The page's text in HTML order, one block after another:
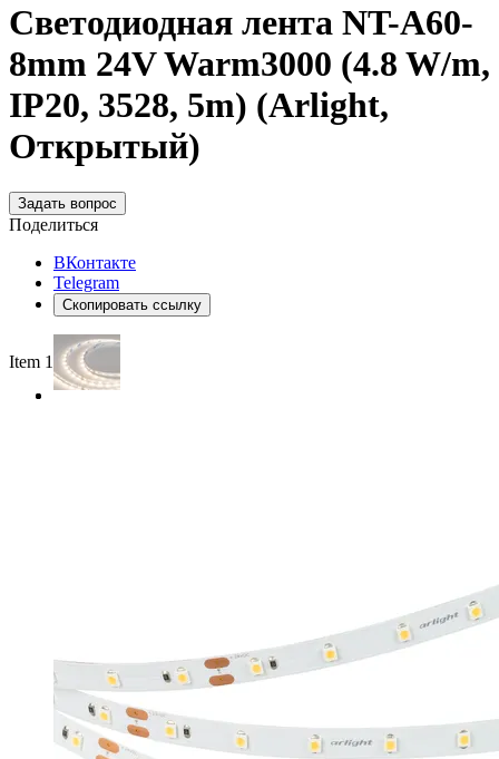
Светодиодная лента NT-A60-
8mm 24V Warm3000 (4.8 W/m,
IP20, 3528, 5m) (Arlight,
Открытый)
Задать вопрос
Поделиться
ВКонтакте
Telegram
Скопировать ссылку
Item 1 of 2